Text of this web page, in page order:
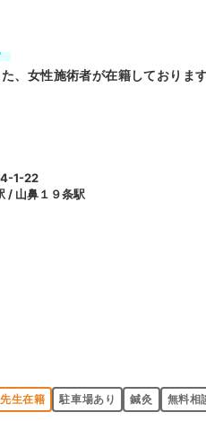
、女性施術者が在籍しておりま
4-1-22
/ 山鼻１９条駅
生在籍 駐車場あり 鍼灸
無料相